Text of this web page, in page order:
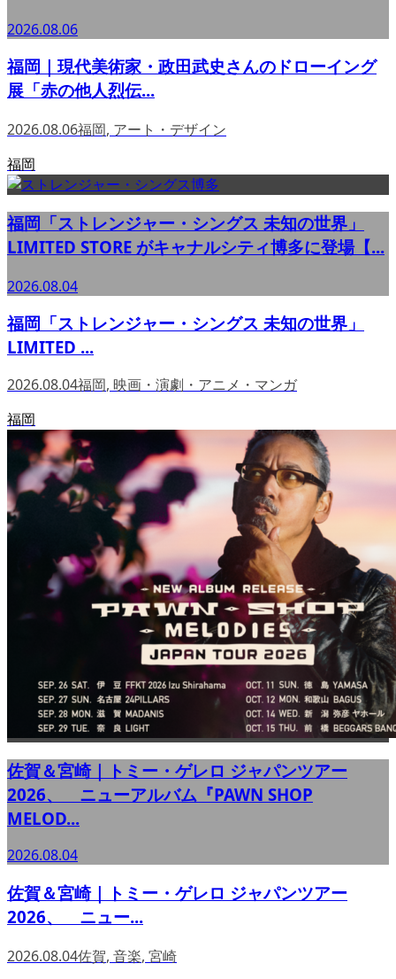
2026.08.06
福岡｜現代美術家・政田武史さんのドローイング
展「赤の他人烈伝...
2026.08.06福岡, アート・デザイン
福岡
福岡「ストレンジャー・シングス 未知の世界」
LIMITED STORE がキャナルシティ博多に登場【...
2026.08.04
福岡「ストレンジャー・シングス 未知の世界」
LIMITED ...
2026.08.04福岡, 映画・演劇・アニメ・マンガ
福岡
佐賀＆宮崎｜トミー・ゲレロ ジャパンツアー
2026、 ニューアルバム『PAWN SHOP
MELOD...
2026.08.04
佐賀＆宮崎｜トミー・ゲレロ ジャパンツアー
2026、 ニュー...
2026.08.04佐賀, 音楽, 宮崎